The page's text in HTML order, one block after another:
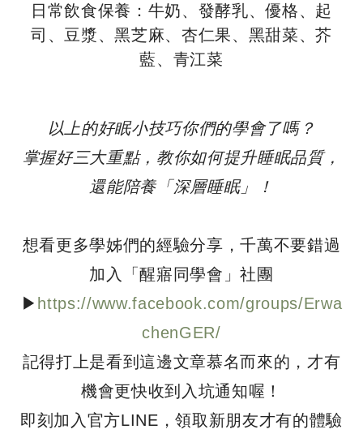
日常飲食保養：牛奶、發酵乳、優格、起
司、豆漿、黑芝麻、杏仁果、黑甜菜、芥
藍、青江菜
以上的好眠小技巧你們的學會了嗎？
掌握好三大重點，教你如何提升睡眠品質，
還能陪養「深層睡眠」！
想看更多學姊們的經驗分享，千萬不要錯過
加入「醒寤同學會」社團
▶ https://www.facebook.com/groups/Erwa
chenGER/
記得打上是看到這邊文章慕名而來的，才有
機會更快收到入坑通知喔！
即刻加入官方LINE，領取新朋友才有的體驗